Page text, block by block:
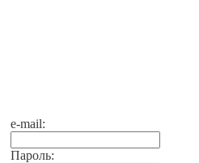
e-mail:
Пароль: